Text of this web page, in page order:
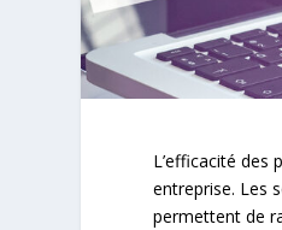
L’efficacité des
entreprise. Les
permettent de